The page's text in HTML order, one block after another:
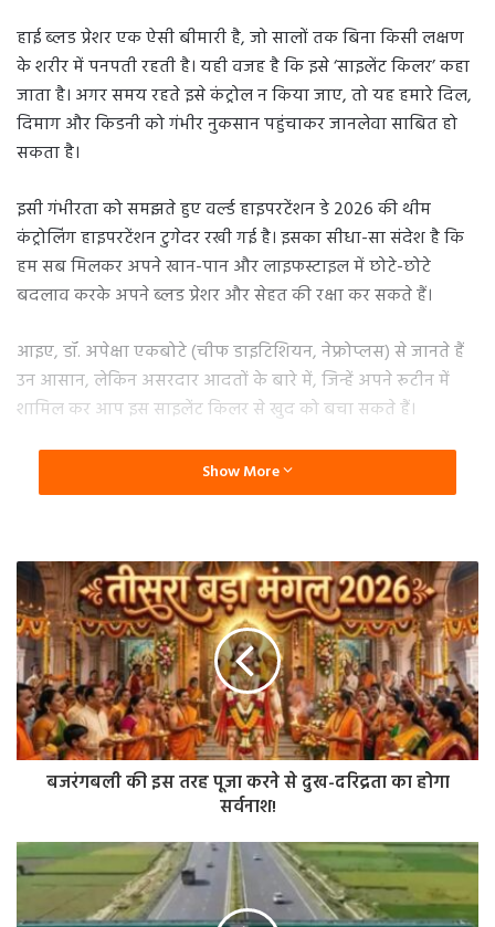
हाई ब्लड प्रेशर एक ऐसी बीमारी है, जो सालों तक बिना किसी लक्षण
के शरीर में पनपती रहती है। यही वजह है कि इसे ‘साइलेंट किलर’ कहा
जाता है। अगर समय रहते इसे कंट्रोल न किया जाए, तो यह हमारे दिल,
दिमाग और किडनी को गंभीर नुकसान पहुंचाकर जानलेवा साबित हो
सकता है।
इसी गंभीरता को समझते हुए वर्ल्ड हाइपरटेंशन डे 2026 की थीम
कंट्रोलिंग हाइपरटेंशन टुगेदर रखी गई है। इसका सीधा-सा संदेश है कि
हम सब मिलकर अपने खान-पान और लाइफस्टाइल में छोटे-छोटे
बदलाव करके अपने ब्लड प्रेशर और सेहत की रक्षा कर सकते हैं।
आइए, डॉ. अपेक्षा एकबोटे (चीफ डाइटिशियन, नेफ्रोप्लस) से जानते हैं
उन आसान, लेकिन असरदार आदतों के बारे में, जिन्हें अपने रूटीन में
शामिल कर आप इस साइलेंट किलर से खुद को बचा सकते हैं।
नमक और पैकेज्ड फूड से बनाएं दूरी
हमारे शरीर में ब्लड प्रेशर बढ़ने का एक सबसे बड़ा कारण है ज्यादा
अचार, पापड़, सॉस और इंस्टेंट नूडल्स जैसे पैकेजों में छिपा हुआ नमक भी
शामिल है।
आप इन नमकीन स्नैक्स की जगह भुने चने, स्प्राउट्स, वेजीटेबल कटलेट
या सादे नट्स खा सकते हैं। इसके अलावा, दाल और सब्जियों में ऊपर से
नमक डालने के बजाय नींबू, जीरा, अजवाइन, लहसुन और हर्ब्स का
इस्तेमाल करके स्वाद बढ़ाएं।
फल, सब्जियां और साबुत अनाज चुनें
पौधों से मिलने वाले फूड्स ब्लड प्रेशर को कम करने और दिल को स्वस्थ
रखने में मदद करते हैं। अपनी डाइट में रोजाना 2 से 3 सर्विंग्स फलों की
और 3 से 4 सर्विंग्स सब्जियों की जरूर शामिल करें। इसके साथ ही, मैदे
Show More
बजरंगबली की इस तरह पूजा करने से दुख-दरिद्रता का होगा
सर्वनाश!